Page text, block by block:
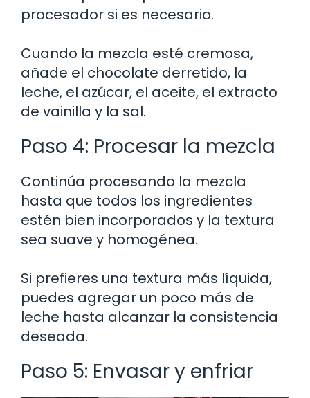
procesador si es necesario.
Cuando la mezcla esté cremosa,
añade el chocolate derretido, la
leche, el azúcar, el aceite, el extracto
de vainilla y la sal.
Paso 4: Procesar la mezcla
Continúa procesando la mezcla
hasta que todos los ingredientes
estén bien incorporados y la textura
sea suave y homogénea.
Si prefieres una textura más líquida,
puedes agregar un poco más de
leche hasta alcanzar la consistencia
deseada.
Paso 5: Envasar y enfriar